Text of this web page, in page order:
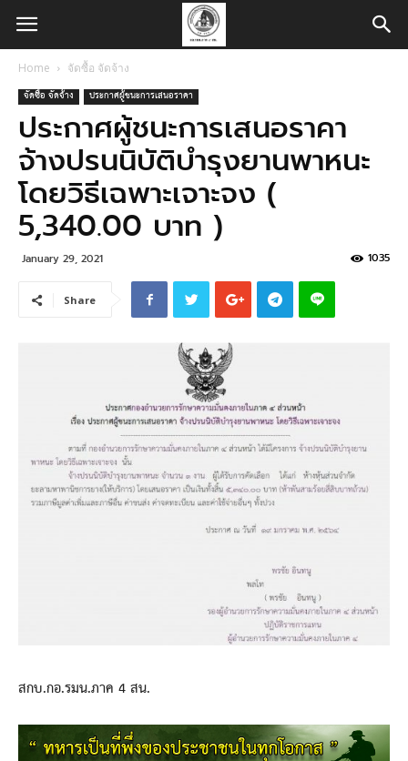
Home จัดซื้อ จัดจ้าง
จัดซื้อ จัดจ้าง ประกาศผู้ชนะการเสนอราคา
ประกาศผู้ชนะการเสนอราคา
จ้างปรนนิบัติบำรุงยานพาหนะ
โดยวิธีเฉพาะเจาะจง (
5,340.00 บาท )
January 29, 2021 1035
Share
สกบ.กอ.รมน.ภาค 4 สน.